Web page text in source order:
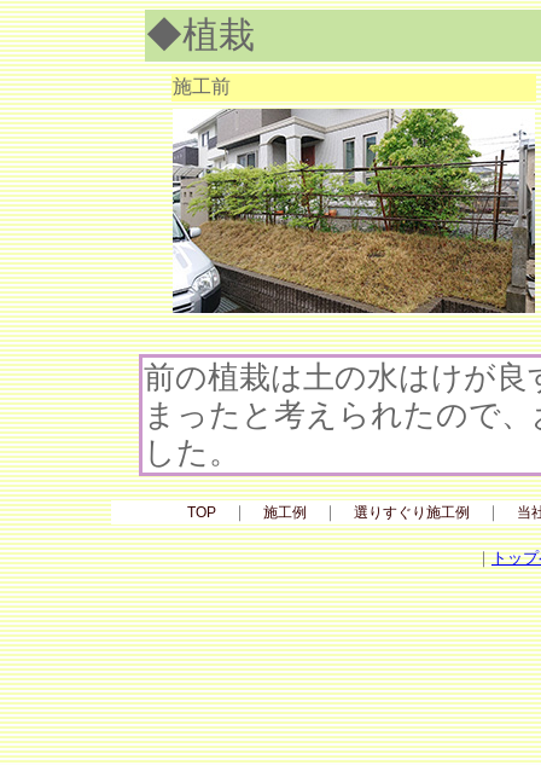
◆植栽
施工前
前の植栽は土の水はけが
まったと考えられたので
した。
TOP｜ 施工例 ｜ 選りすぐり施工例 ｜ 当
｜トッ